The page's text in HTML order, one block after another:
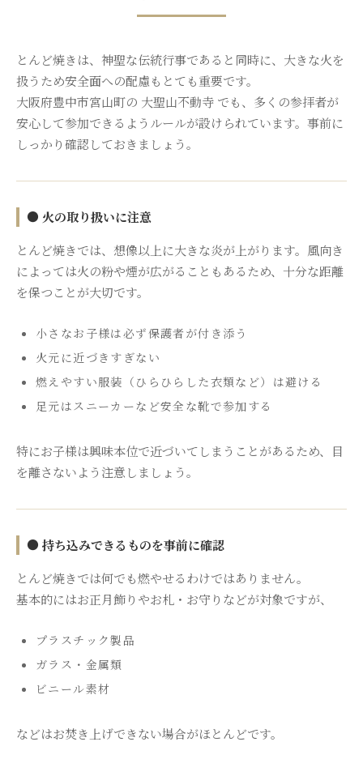
とんど焼きは、神聖な伝統行事であると同時に、大きな火を
扱うため安全面への配慮もとても重要です。
大阪府豊中市宮山町の 大聖山不動寺 でも、多くの参拝者が
安心して参加できるようルールが設けられています。事前に
しっかり確認しておきましょう。
● 火の取り扱いに注意
とんど焼きでは、想像以上に大きな炎が上がります。風向き
によっては火の粉や煙が広がることもあるため、十分な距離
を保つことが大切です。
小さなお子様は必ず保護者が付き添う
火元に近づきすぎない
燃えやすい服装（ひらひらした衣類など）は避ける
足元はスニーカーなど安全な靴で参加する
特にお子様は興味本位で近づいてしまうことがあるため、目
を離さないよう注意しましょう。
● 持ち込みできるものを事前に確認
とんど焼きでは何でも燃やせるわけではありません。
基本的にはお正月飾りやお札・お守りなどが対象ですが、
プラスチック製品
ガラス・金属類
ビニール素材
などはお焚き上げできない場合がほとんどです。